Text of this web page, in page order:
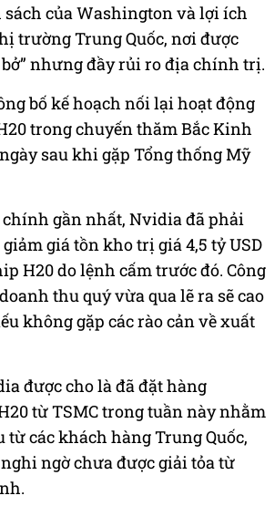
của Washington và lợi ích
trường Trung Quốc, nơi được
bở” nhưng đầy rủi ro địa chính trị.
bố kế hoạch nối lại hoạt động
trong chuyến thăm Bắc Kinh
sau khi gặp Tổng thống Mỹ
chính gần nhất, Nvidia đã phải
giá tồn kho trị giá 4,5 tỷ USD
H20 do lệnh cấm trước đó. Công
thu quý vừa qua lẽ ra sẽ cao
không gặp các rào cản về xuất
được cho là đã đặt hàng
từ TSMC trong tuần này nhằm
từ các khách hàng Trung Quốc,
ngờ chưa được giải tỏa từ